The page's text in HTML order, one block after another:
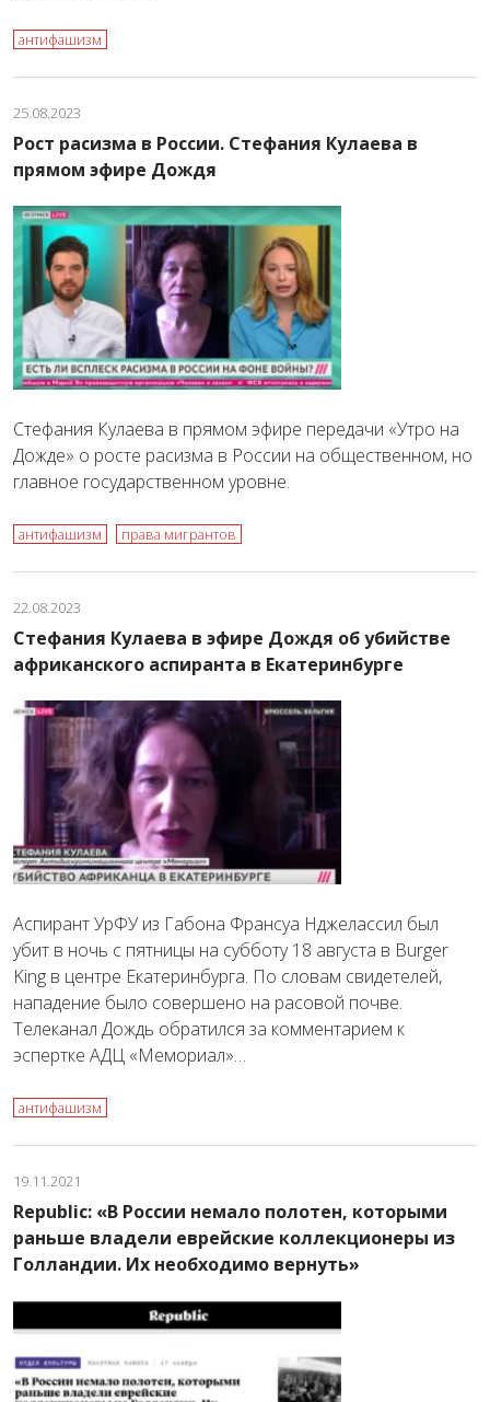
антифашизм
25.08.2023
Рост расизма в России. Стефания Кулаева в
прямом эфире Дождя
Стефания Кулаева в прямом эфире передачи «Утро на
Дожде» о росте расизма в России на общественном, но
главное государственном уровне.
антифашизм права мигрантов
22.08.2023
Стефания Кулаева в эфире Дождя об убийстве
африканского аспиранта в Екатеринбурге
Аспирант УрФУ из Габона Франсуа Нджелассил был
убит в ночь с пятницы на субботу 18 августа в Burger
King в центре Екатеринбурга. По словам свидетелей,
нападение было совершено на расовой почве.
Телеканал Дождь обратился за комментарием к
эспертке АДЦ «Мемориал»…
антифашизм
19.11.2021
Republic: «В России немало полотен, которыми
раньше владели еврейские коллекционеры из
Голландии. Их необходимо вернуть»